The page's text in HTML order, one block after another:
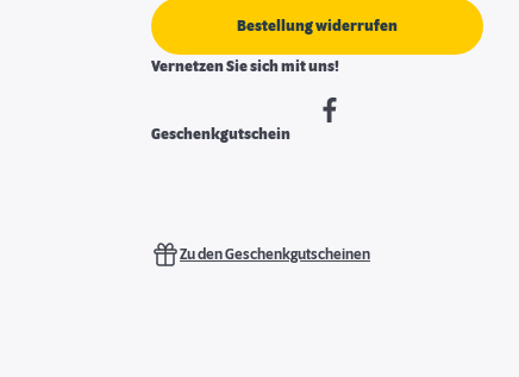
Bestellung widerrufen
Vernetzen Sie sich mit uns!
Geschenkgutschein
Zu den Geschenkgutscheinen